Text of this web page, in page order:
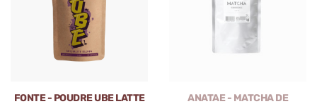
FONTE - POUDRE UBE LATTE
ANATAE - MATCHA DE